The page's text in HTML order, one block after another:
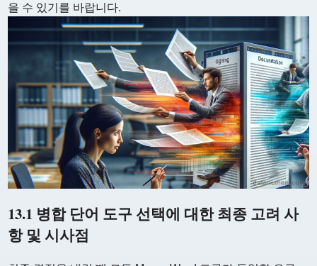
을 수 있기를 바랍니다.
13.1 병합 단어 도구 선택에 대한 최종 고려 사
항 및 시사점